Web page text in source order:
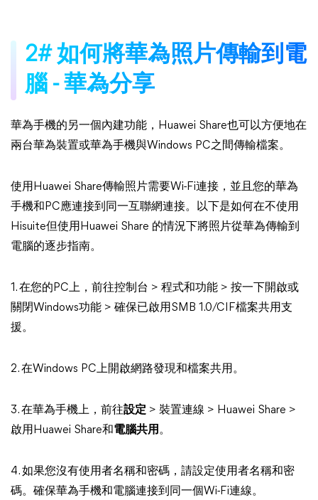
2# 如何將華為照片傳輸到電
腦 - 華為分享
華為手機的另一個內建功能，Huawei Share也可以方便地在
兩台華為裝置或華為手機與Windows PC之間傳輸檔案。
使用Huawei Share傳輸照片需要Wi-Fi連接，並且您的華為
手機和PC應連接到同一互聯網連接。以下是如何在不使用
Hisuite但使用Huawei Share 的情況下將照片從華為傳輸到
電腦的逐步指南。
1. 在您的PC上，前往控制台 > 程式和功能 > 按一下開啟或
關閉Windows功能 > 確保已啟用SMB 1.0/CIF檔案共用支
援。
2. 在Windows PC上開啟網路發現和檔案共用。
3. 在華為手機上，前往設定 > 裝置連線 > Huawei Share >
啟用Huawei Share和電腦共用 。
4. 如果您沒有使用者名稱和密碼，請設定使用者名稱和密
碼。確保華為手機和電腦連接到同一個Wi-Fi連線。